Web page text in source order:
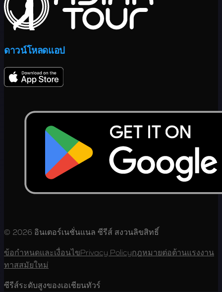
ดาวน์โหลดแอป
© 2026 อินเตอร์เนชั่นแนล ซีรีส์ สงวนลิขสิทธิ์
ข้อกำหนดและเงื่อนไขPrivacy Policyกฎหมายต่อต้านแรงงาน
ทาสสมัยใหม่
ซีรีส์ระดับสูงของเอเชียนทัวร์